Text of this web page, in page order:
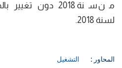
من سنة 2018 دون
لسنة 2018.
المحاور : التشغيل